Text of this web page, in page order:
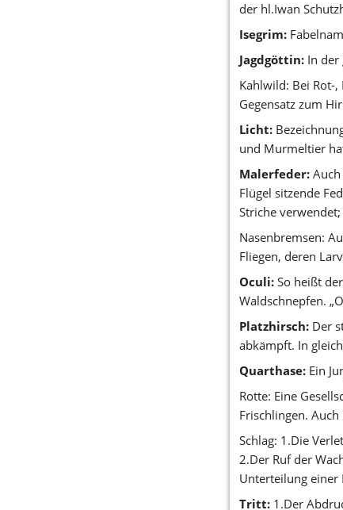
der hl.Iwan
Isegrim:
Jagdgöttin: In der
Kahlwild: Bei Rot-
Gegensatz zum
Licht:
und Murmeltier
Malerfeder: Auch
Flügel sitzende
Striche
Nasenbremsen:
Fliegen, deren
Oculi: So heißt
Waldschnepfen.
Platzhirsch: Der
abkämpft. In
Quarthase: Ein
Rotte: Eine
Frischlingen.
Schlag: 1.Die
2.Der Ruf der
Unterteilung einer
Tritt: 1.Der